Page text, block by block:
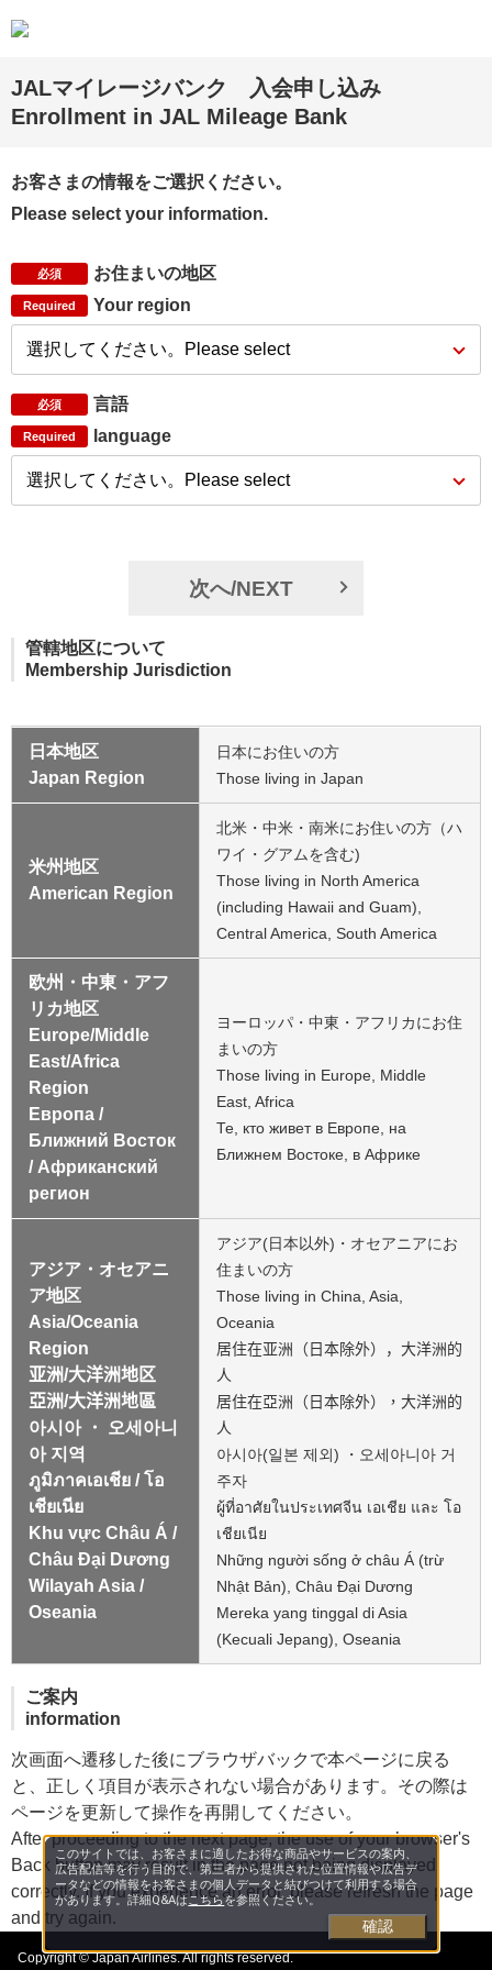
JALマイレージバンク 入会申し込み
Enrollment in JAL Mileage Bank
お客さまの情報をご選択ください。
Please select your information.
必須 お住まいの地区
Required Your region
必須 言語
Required language
次へ/NEXT
管轄地区について
Membership Jurisdiction
日本地区
Japan Region
日本にお住いの方
Those living in Japan
米州地区
American Region
北米・中米・南米にお住いの方（ハ
ワイ・グアムを含む)
Those living in North America
(including Hawaii and Guam),
Central America, South America
欧州・中東・アフ
リカ地区
Europe/Middle
East/Africa
Region
Европа /
Ближний Восток
/ Африканский
регион
ヨーロッパ・中東・アフリカにお住
まいの方
Those living in Europe, Middle
East, Africa
Те, кто живет в Европе, на
Ближнем Востоке, в Африке
アジア・オセアニ
ア地区
Asia/Oceania
Region
亚洲/大洋洲地区
亞洲/大洋洲地區
아시아 ・ 오세아니
아 지역
ภูมิภาคเอเชีย / โอ
เชียเนีย
Khu vực Châu Á /
Châu Đại Dương
Wilayah Asia /
Oseania
アジア(日本以外)・オセアニアにお
住まいの方
Those living in China, Asia,
Oceania
居住在亚洲（日本除外），大洋洲的
人
居住在亞洲（日本除外），大洋洲的
人
아시아(일본 제외) ・오세아니아 거
주자
ผู้ที่อาศัยในประเทศจีน เอเชีย และ โอ
เชียเนีย
Những người sống ở châu Á (trừ
Nhật Bản), Châu Đại Dương
Mereka yang tinggal di Asia
(Kecuali Jepang), Oseania
ご案内
information
次画面へ遷移した後にブラウザバックで本ページに戻る
と、正しく項目が表示されない場合があります。その際は
ページを更新して操作を再開してください。
After proceeding to the next page, the use of your browser's
Back button may result in the page not being displayed
correctly. If you experience an error, please refresh the page
and try again.
Copyright © Japan Airlines. All rights reserved.
このサイトでは、お客さまに適したお得な商品やサービスの案内、
広告配信等を行う目的で、第三者から提供された位置情報や広告デ
ータなどの情報をお客さまの個人データと結びつけて利用する場合
があります。詳細Q&Aはこちらを参照ください。
確認